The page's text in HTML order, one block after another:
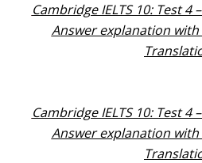
Cambridge IELTS 10: Test 4
Answer explanation
Cambridge IELTS 10: Test 4
Answer explanation